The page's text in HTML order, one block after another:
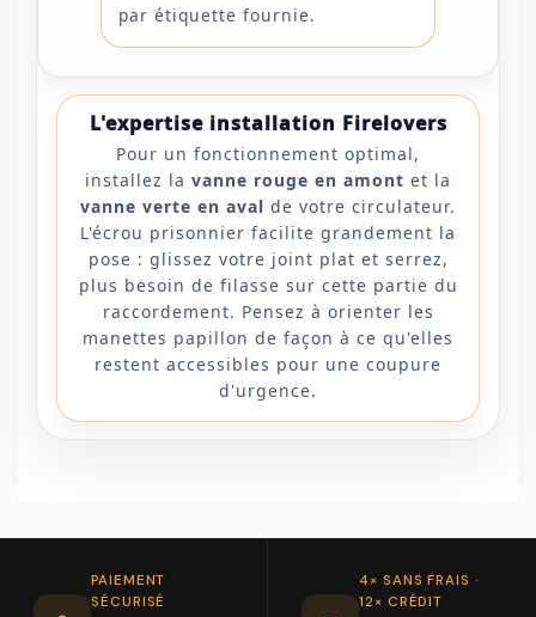
par étiquette fournie.
L'expertise installation Firelovers
Pour un fonctionnement optimal,
installez la vanne rouge en amont et la
vanne verte en aval de votre circulateur.
L'écrou prisonnier facilite grandement la
pose : glissez votre joint plat et serrez,
plus besoin de filasse sur cette partie du
raccordement. Pensez à orienter les
manettes papillon de façon à ce qu'elles
restent accessibles pour une coupure
d'urgence.
PAIEMENT
SÉCURISÉ
4× SANS FRAIS ·
12× CRÉDIT